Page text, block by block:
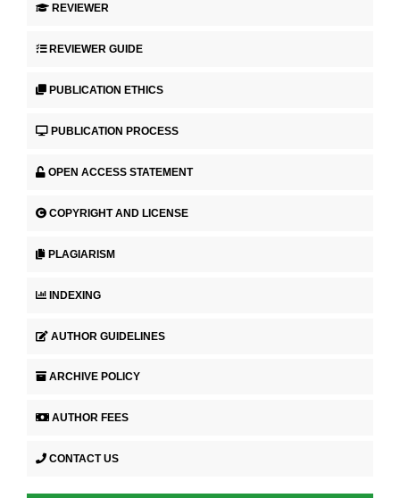
REVIEWER
REVIEWER GUIDE
PUBLICATION ETHICS
PUBLICATION PROCESS
OPEN ACCESS STATEMENT
COPYRIGHT AND LICENSE
PLAGIARISM
INDEXING
AUTHOR GUIDELINES
ARCHIVE POLICY
AUTHOR FEES
CONTACT US